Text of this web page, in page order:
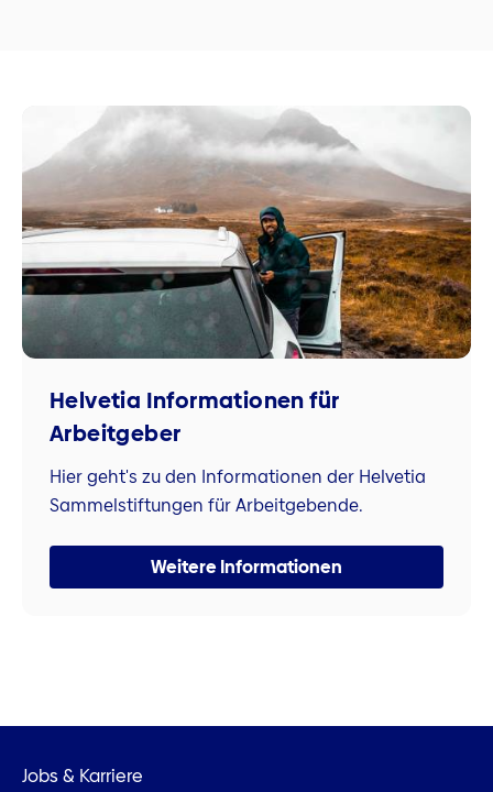
Helvetia Informationen für
Arbeitgeber
Hier geht's zu den Informationen der Helvetia
Sammelstiftungen für Arbeitgebende.
Weitere Informationen
Jobs & Karriere